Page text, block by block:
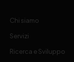
Chi siamo
Servizi
Ricerca e Sviluppo